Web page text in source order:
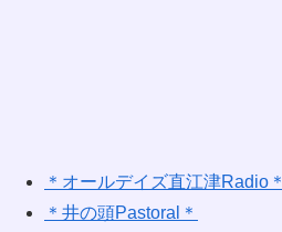
＊オールデイズ直江津Radio＊
＊井の頭Pastoral＊